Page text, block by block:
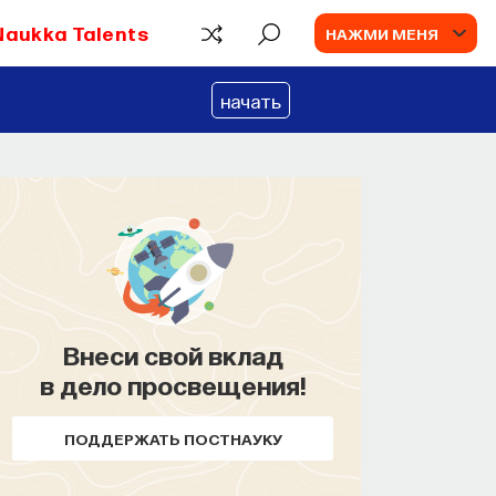
Talents НАЖМИ МЕНЯ
начать
Внеси свой вклад
в дело просвещения!
ПОДДЕРЖАТЬ ПОСТНАУКУ
Что такое партнёрский материал?